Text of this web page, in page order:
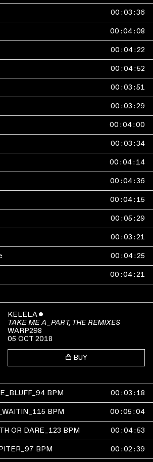
00 :03 :36
00 :04:08
00 :04:22
00 :04:52
00 :03 :51
00 :03 :29
00 :04:00
00 :03 :34
00 :04: 14
00 :04:36
00 :04: 15
00 :05 :29
00 :03 :21
00 :04:25
00 :04:21
KELELAˇ
TAKE ME A_PART, THE REMIXES
WARP298
05 OCT 2018
BUY
BPM 00 :03 : 18
BPM 00 :05 :04
OR DARE_123 BPM 00 :04:53
BPM 00 :02 :39